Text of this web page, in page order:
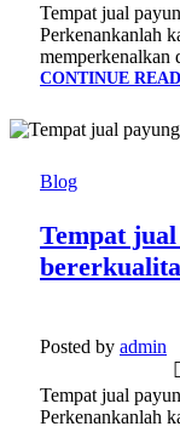
Tempat jual
Perkenankanlah
memperkenalkan
CONTINUE
JAN
Blog
Tempat
Posted by admin
Tempat jual
Perkenankanlah